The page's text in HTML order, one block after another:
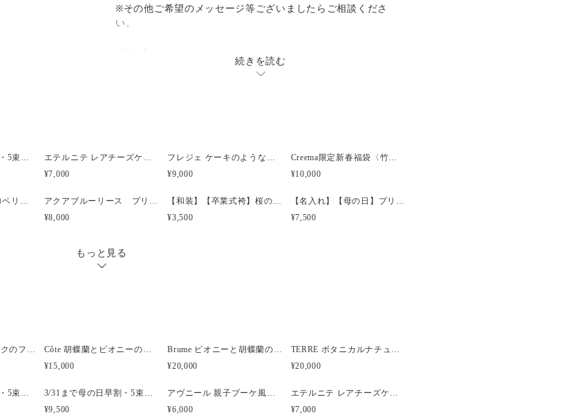
※その他ご希望のメッセージ等ございましたらご相談くださ
い。
オープン時:22.3×14.6×奥行6cm、クローズ時:19.8×14.5×奥行き
ちてしまうことがございます。あらかじめご了承ください。
続きを読む
3/31まで母の日早割・5束限定 ローズのアーティフィシャルフラワーブーケ Bonheur Rosé（ボヌール・ロゼ）
エテルニテ レアチーズケーキ風プリザーブドアレンジメント
¥7,000
フレジェ ケーキのようなプリザーブドフラワーアレンジメント
¥9,000
Creema限定新春福袋〈竹〉 プリザーブドフラワーケーキ＆選べる椿のブローチセット
¥10,000
シャルロット ストロベリーピンク プリザーブドフラワーケーキ 【名入れ可能】
アクアブルーリース プリザーブドフラワー【誕生日】【結婚祝】
¥8,000
【和装】【卒業式袴】桜の髪飾りセット
¥3,500
【名入れ】【母の日】プリザーブド＆アーティフィシャルアレンジメント ジューシーオレンジ
¥7,500
もっと見る
Brume オレンジピンクのフープブーケ
Côte 胡蝶蘭とピオニーのキャスケードブーケ｜ピンク×ホワイト
¥15,000
Brume ピオニーと胡蝶蘭のウェディングブーケ
¥20,000
TERRE ボタニカルナチュラルクラッチウェディングブーケ
¥20,000
3/31まで母の日早割・5束限定 ピオニーのアーティフィシャルフラワーブーケ Merci Élégantメルシーエレガン
3/31まで母の日早割・5束限定 ローズのアーティフィシャルフラワーブーケ Bonheur Rosé（ボヌール・ロゼ）
¥9,500
アヴニール 親子ブーケ風ガラスボトル アーティフィシャルフラワー
¥6,000
エテルニテ レアチーズケーキ風プリザーブドアレンジメント
¥7,000